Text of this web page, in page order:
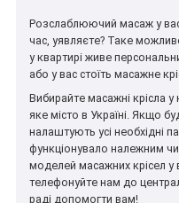
Розслаблюючий масаж у
час, уявляєте? Таке
у квартирі живе
або у вас стоїть масажне
Вибирайте масажні крісла у
яке місто в Україні. Якщо
налаштують усі необхідні
функціонувало належним
моделей масажних крісел у
телефонуйте нам до
раді допомогти вам!
*